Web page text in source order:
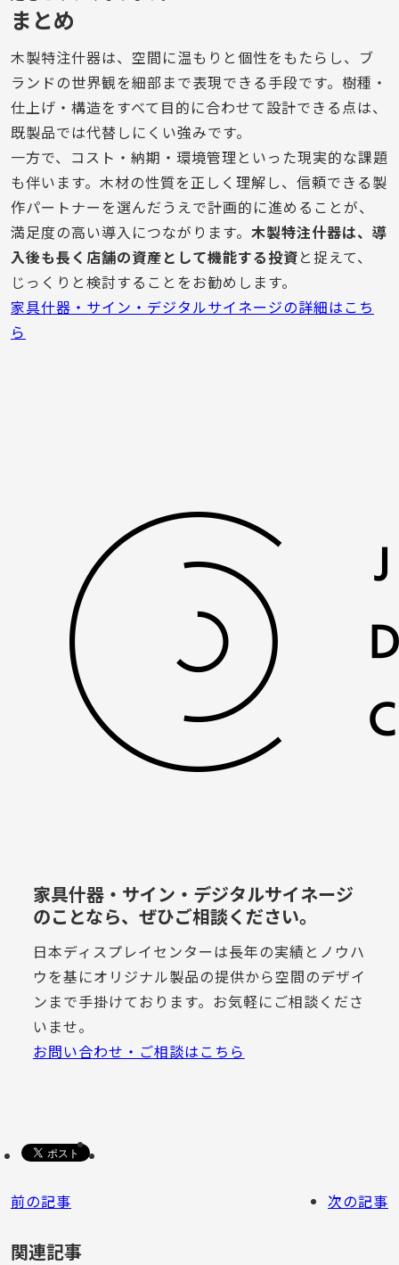
まとめ
木製特注什器は、空間に温もりと個性をもたらし、ブ
ランドの世界観を細部まで表現できる手段です。樹種・
仕上げ・構造をすべて目的に合わせて設計できる点は、
既製品では代替しにくい強みです。
一方で、コスト・納期・環境管理といった現実的な課題
も伴います。木材の性質を正しく理解し、信頼できる製
作パートナーを選んだうえで計画的に進めることが、
満足度の高い導入につながります。 木製特注什器は、導
入後も長く店舗の資産として機能する投資と捉えて、
じっくりと検討することをお勧めします。
家具什器・サイン・デジタルサイネージの詳細はこち
ら
家具什器・サイン・デジタルサイネージ
のことなら、ぜひご相談ください。
日本ディスプレイセンターは長年の実績とノウハ
ウを基にオリジナル製品の提供から空間のデザイ
ンまで手掛けております。お気軽にご相談くださ
いませ。
お問い合わせ・ご相談はこちら
前の記事 次の記事
関連記事